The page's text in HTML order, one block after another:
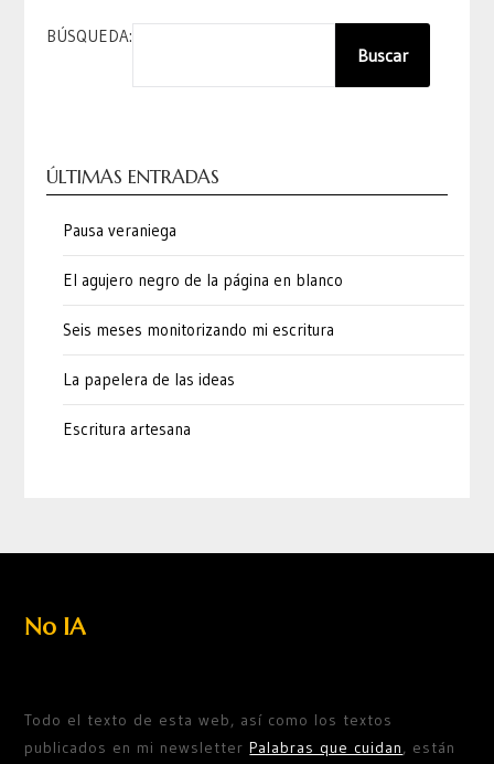
BÚSQUEDA:
Buscar
ÚLTIMAS ENTRADAS
Pausa veraniega
El agujero negro de la página en blanco
Seis meses monitorizando mi escritura
La papelera de las ideas
Escritura artesana
No IA
Todo el texto de esta web, así como los textos
publicados en mi newsletterPalabras que cuidan, están